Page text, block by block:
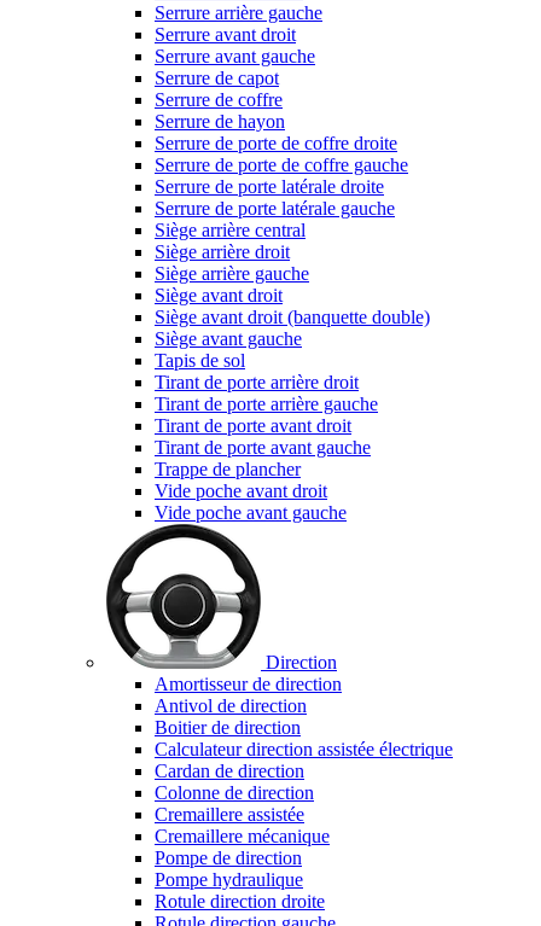
Serrure arrière gauche
Serrure avant droit
Serrure avant gauche
Serrure de capot
Serrure de coffre
Serrure de hayon
Serrure de porte de coffre droite
Serrure de porte de coffre gauche
Serrure de porte latérale droite
Serrure de porte latérale gauche
Siège arrière central
Siège arrière droit
Siège arrière gauche
Siège avant droit
Siège avant droit (banquette double)
Siège avant gauche
Tapis de sol
Tirant de porte arrière droit
Tirant de porte arrière gauche
Tirant de porte avant droit
Tirant de porte avant gauche
Trappe de plancher
Vide poche avant droit
Vide poche avant gauche
Direction
Amortisseur de direction
Antivol de direction
Boitier de direction
Calculateur direction assistée électrique
Cardan de direction
Colonne de direction
Cremaillere assistée
Cremaillere mécanique
Pompe de direction
Pompe hydraulique
Rotule direction droite